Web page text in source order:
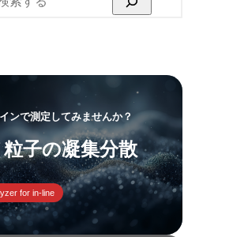
ンで測定してみませんか？
子の凝集分散
for in-line